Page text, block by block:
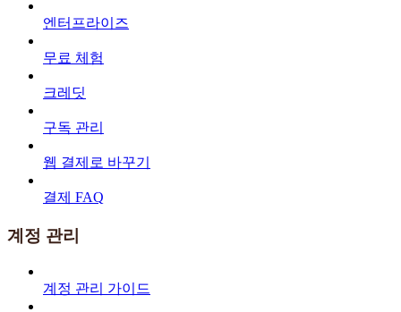
엔터프라이즈
무료 체험
크레딧
구독 관리
웹 결제로 바꾸기
결제 FAQ
계정 관리
계정 관리 가이드